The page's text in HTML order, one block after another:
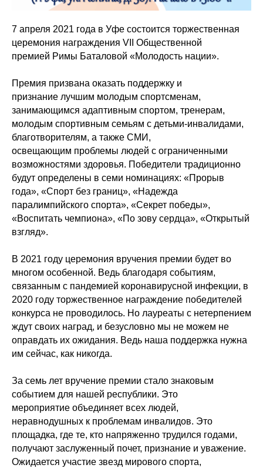
7 апреля 2021 года в Уфе состоится торжественная
церемония награждения VII Общественной
премией Римы Баталовой «Молодость нации».
Премия призвана оказать поддержку и
признание лучшим молодым спортсменам,
занимающимся адаптивным спортом, тренерам,
молодым спортивным семьям с детьми-инвалидами,
благотворителям, а также СМИ,
освещающим проблемы людей с ограниченными
возможностями здоровья. Победители традиционно
будут определены в семи номинациях: «Прорыв
года», «Спорт без границ», «Надежда
паралимпийского спорта», «Секрет победы»,
«Воспитать чемпиона», «По зову сердца», «Открытый
взгляд».
В 2021 году церемония вручения премии будет во
многом особенной. Ведь благодаря событиям,
связанным с пандемией коронавирусной инфекции, в
2020 году торжественное награждение победителей
конкурса не проводилось. Но лауреаты с нетерпением
ждут своих наград, и безусловно мы не можем не
оправдать их ожидания. Ведь наша поддержка нужна
им сейчас, как никогда.
За семь лет вручение премии стало знаковым
событием для нашей республики. Это
мероприятие объединяет всех людей,
неравнодушных к проблемам инвалидов. Это
площадка, где те, кто напряженно трудился годами,
получают заслуженный почет, признание и уважение.
Ожидается участие звезд мирового спорта,